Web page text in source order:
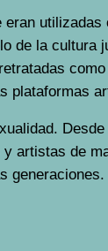
de la cultura
plataformas
artistas de
generaciones.